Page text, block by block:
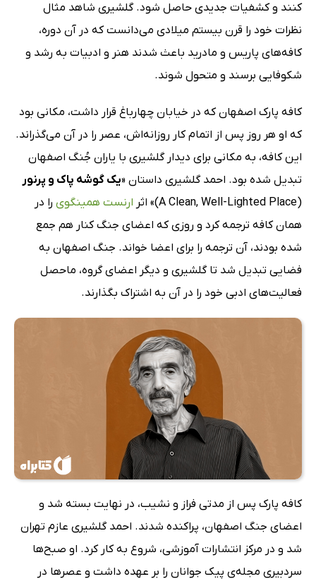
کنند و کشفیات جدیدی حاصل شود. گلشیری شاهد مثال
نظرات خود را قرن بیستم میلادی می‌دانست که در آن دوره،
کافه‌های پاریس و مادرید باعث شدند هنر و ادبیات به رشد و
شکوفایی برسند و متحول شوند.
کافه پارک اصفهان که در خیابان چهارباغ قرار داشت، مکانی بود
که او هر روز پس از اتمام کار روزانه‌اش، عصر را در آن می‌گذراند.
این کافه، به مکانی برای دیدار گلشیری با یاران جُنگ اصفهان
تبدیل شده بود. احمد گلشیری داستان «یک گوشه پاک و پرنور
(A Clean, Well-Lighted Place)» اثر
ارنست همینگوی را در
همان کافه ترجمه کرد و روزی که اعضای جنگ کنار هم جمع
شده بودند، آن ترجمه را برای اعضا خواند. جنگ اصفهان به
فضایی تبدیل شد تا گلشیری و دیگر اعضای گروه، ماحصل
فعالیت‌های ادبی‌ خود را در آن به اشتراک بگذارند.
کافه پارک پس از مدتی فراز و نشیب، در نهایت بسته شد و
اعضای جنگ اصفهان، پراکنده شدند. احمد گلشیری عازم تهران
شد و در مرکز انتشارات آموزشی، شروع به کار کرد. او صبح‌ها
سردبیری مجله‌ی پیک جوانان را بر عهده داشت و عصرها در